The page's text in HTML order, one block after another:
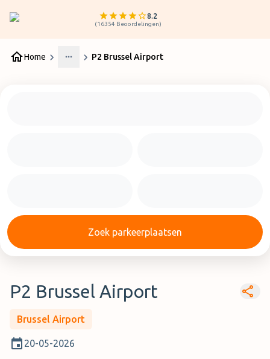
8.2
(16354 Beoordelingen)
Home
More
P2 Brussel Airport
Zoek parkeerplaatsen
P2 Brussel Airport
Brussel Airport
20-05-2026